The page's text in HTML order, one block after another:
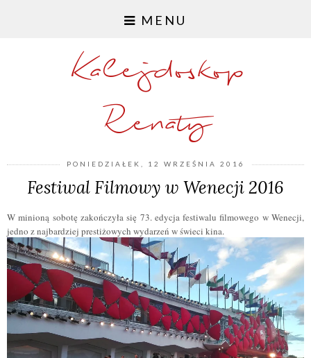
MENU
Kalejdoskop
Renaty
PONIEDZIAŁEK, 12 WRZEŚNIA 2016
Festiwal Filmowy w Wenecji 2016
W minioną sobotęzakończyła się 73. edycja festiwalu filmowego w Wenecji,
jedno z najbardziej prestiżowych wydarzeń w świeci kina.